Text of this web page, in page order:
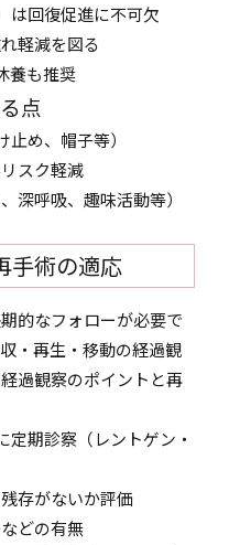
は回復促進に不可欠
軽減を図る
養も推奨
点
め、帽子等）
スク軽減
深呼吸、趣味活動等）
手術の適応
的なフォローが必要で
・再生・移動の経過観
過観察のポイントと再
定期診察（レントゲン・
存がないか評価
どの有無